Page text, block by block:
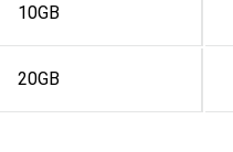
10GB
20GB